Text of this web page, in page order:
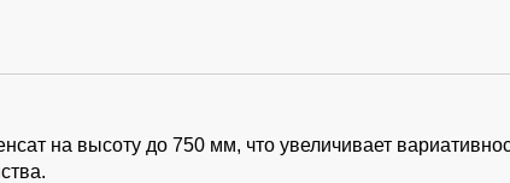
на высоту до 750 мм, что увеличивает